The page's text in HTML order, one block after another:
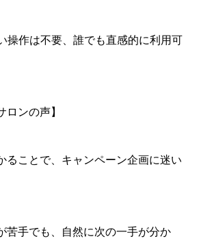
操作は不要、誰でも直感的に利用可
ロンの声】
ることで、キャンペーン企画に迷い
苦手でも、自然に次の一手が分か